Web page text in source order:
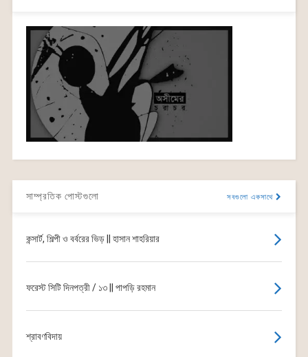
সাম্প্রতিক পোস্টগুলো সবগুলো একসাথে
কন্সার্ট, শিল্পী ও বর্বরের ভিড় || হাসান শাহরিয়ার
ফরেস্ট সিটি দিনপত্রী / ১৩ || পাপড়ি রহমান
শ্রাবণবিদায়